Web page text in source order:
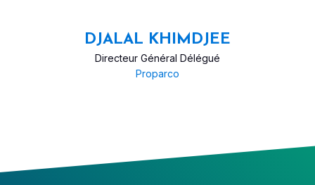
DJALAL KHIMDJEE
Directeur Général Délégué
Proparco